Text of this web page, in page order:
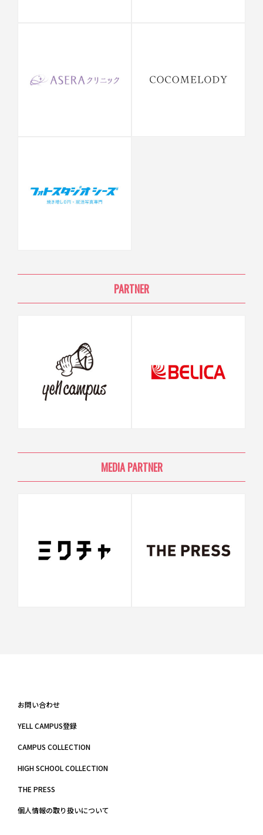
PARTNER
MEDIA PARTNER
お問い合わせ
YELL CAMPUS登録
CAMPUS COLLECTION
HIGH SCHOOL COLLECTION
THE PRESS
個人情報の取り扱いについて